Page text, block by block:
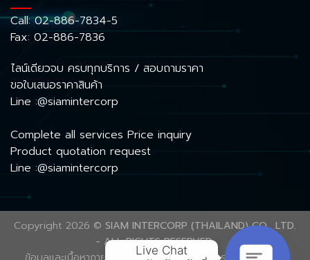
Call:02-886-7834-5
Fax: 02-886-7836
ไลน์เดียวจบ ครบทุกบริการ / สอบถามราคา
ขอใบเสนอราคาสินค้า
Line :@siamintercorp
Complete all services Price inquiry
Product quotation request
Line :@siamintercorp
Copyright 2026 © SIAM INTERCORP (THAILAND) CO., LTD.
- ALL RIGHTS RESERVED.
Live Chat